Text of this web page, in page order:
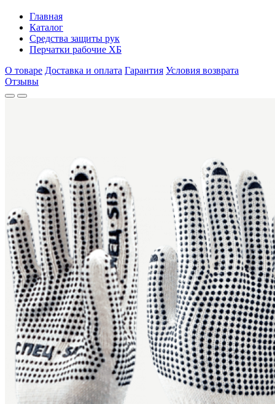
Главная
Каталог
Средства защиты рук
Перчатки рабочие ХБ
О товаре Доставка и оплата Гарантия Условия возврата
Отзывы